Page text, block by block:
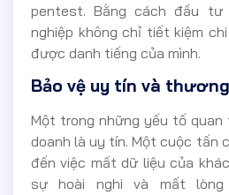
pentest. Bằng cách đầu tư
nghiệp không chỉ tiết kiệm
được danh tiếng của mình.
Bảo vệ uy tín và
Một trong những yếu tố quan
doanh là uy tín. Một cuộc tấn
đến việc mất dữ liệu của
sự hoài nghi và mất